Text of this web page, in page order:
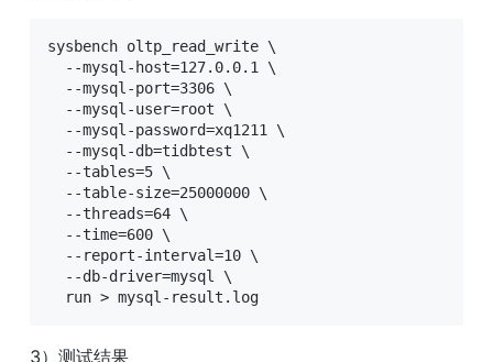
sysbench oltp_read_write \
  --mysql-host=127.0.0.1 \
  --mysql-port=3306 \
  --mysql-user=root \
  --mysql-password=xq1211 \
  --mysql-db=tidbtest \
  --tables=5 \
  --table-size=25000000 \
  --threads=64 \
  --time=600 \
  --report-interval=10 \
  --db-driver=mysql \
  run > mysql-result.log
3）测试结果